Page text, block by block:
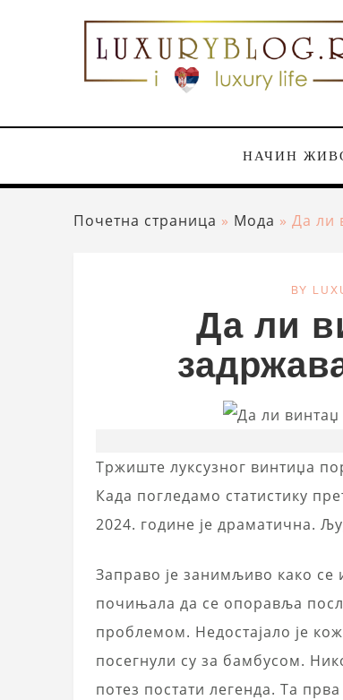
НАЧИН
Почетна страница » Мода » Да ли
BY
Да ли
Тржиште луксузног винтиџа
Када погледамо статистику
2024. године је драматична.
Заправо је занимљиво како се
почињала да се опоравља
проблемом. Недостајало је
посегнули су за бамбусом.
потез постати легенда. Та